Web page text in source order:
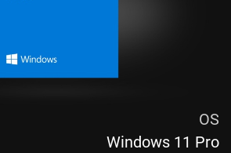
OS
Windows 11 Pro